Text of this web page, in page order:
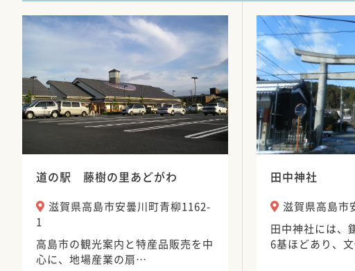
道の駅 藤樹の里あどがわ
滋賀県高島市安曇川町青柳1162-
1
高島市の観光案内と特産品販売を中
心に、地場産業の扇…
田中神社
滋賀県高島市
田中神社には、
6基ほどあり、